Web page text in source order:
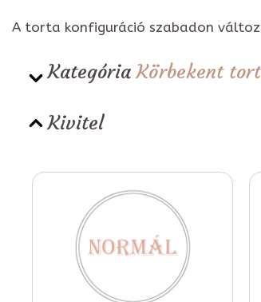
A torta konfiguráció szabadon
KategóriaKörbekent
Kivitel